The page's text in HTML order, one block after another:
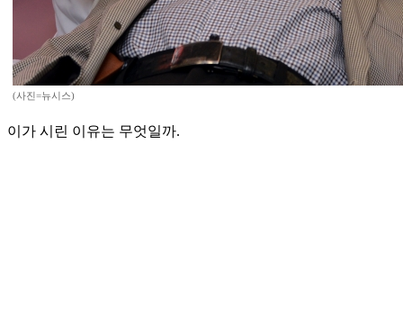
(사진=뉴시스)
이가 시린 이유는 무엇일까.